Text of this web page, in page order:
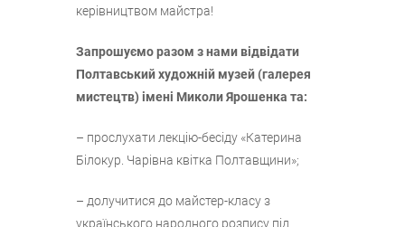
керівництвом майстра!
Запрошуємо разом з нами відвідати
Полтавський художній музей (галерея
мистецтв) імені Миколи Ярошенка та:
– прослухати лекцію-бесіду «Катерина
Білокур. Чарівна квітка Полтавщини»;
– долучитися до майстер-класу з
українського народного розпису під